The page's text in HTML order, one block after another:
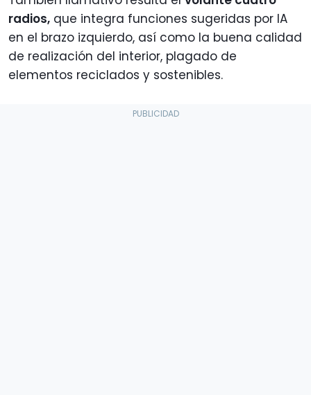
radios, que integra funciones sugeridas por IA
en el brazo izquierdo, así como la buena calidad
de realización del interior, plagado de
elementos reciclados y sostenibles.